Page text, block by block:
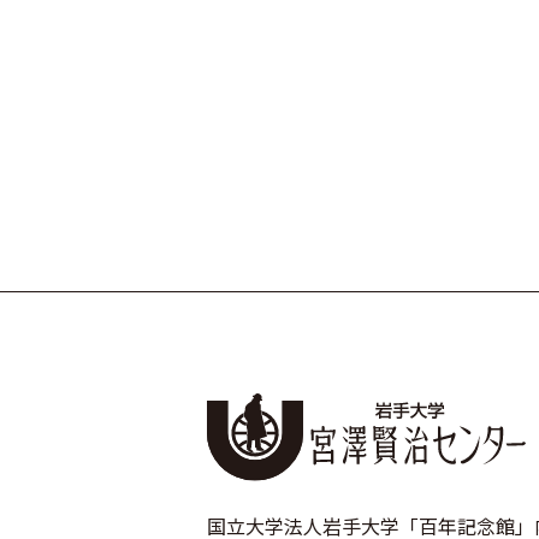
国立大学法人岩手大学「百年記念館